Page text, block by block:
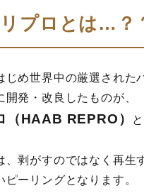
プロとは…？
じめ世界中の厳選された
開発・改良したものが、
（HAAB REPRO）
、剥がすのではなく再生
ピーリングとなります。